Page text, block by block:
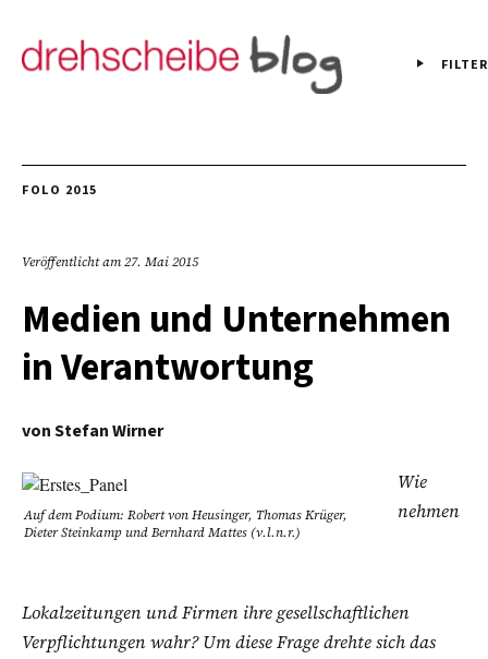
FILTER
FOLO 2015
Veröffentlicht am27. Mai 2015
Medien und Unternehmen
in Verantwortung
vonStefan Wirner
Auf dem Podium: Robert von Heusinger, Thomas Krüger,
Dieter Steinkamp und Bernhard Mattes (v.l.n.r.)
Wie
nehmen
Lokalzeitungen und Firmen ihre gesellschaftlichen
Verpflichtungen wahr? Um diese Frage drehte sich das